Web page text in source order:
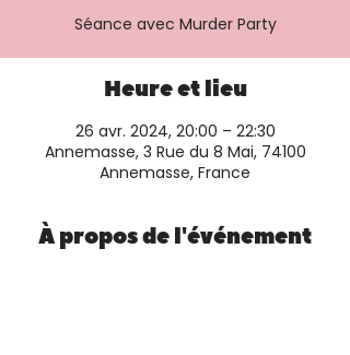
Séance avec Murder Party
Heure et lieu
26 avr. 2024, 20:00 – 22:30
Annemasse, 3 Rue du 8 Mai, 74100
Annemasse, France
À propos de l'événement